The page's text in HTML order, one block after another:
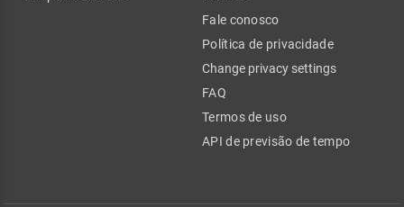
Fale conosco
Política de privacidade
Change privacy settings
FAQ
Termos de uso
API de previsão de tempo